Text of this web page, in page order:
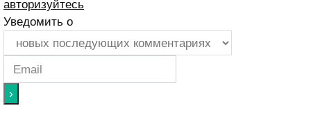
авторизуйтесь
Уведомить о